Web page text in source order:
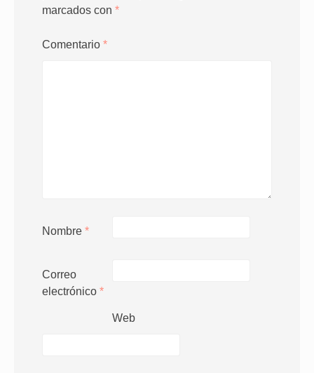
marcados con *
Comentario *
Nombre *
Correo
electrónico *
Web